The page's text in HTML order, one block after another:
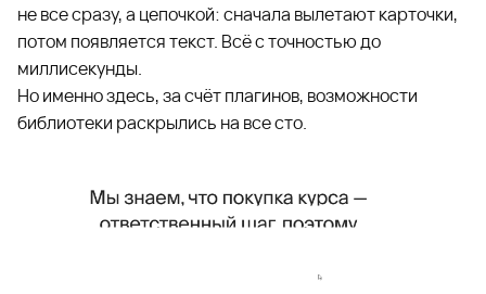
не все сразу, а цепочкой: сначала вылетают карточки,
потом появляется текст. Всё с точностью до
миллисекунды.
Но именно здесь, за счёт плагинов, возможности
библиотеки раскрылись на все сто.